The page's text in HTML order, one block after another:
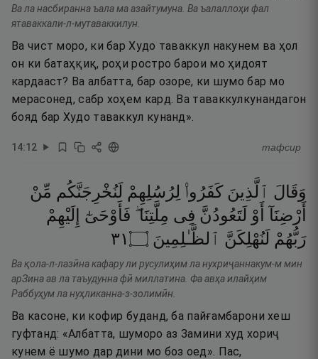
Ва ла насбиранна ъала ма азайтумуна. Ва ъалаллоҳи фал
ятаваккали-л-мутаваккилун.
Ва чист моро, ки бар Худо таваккул накунем ва ҳол
он ки батаҳқиқ, роҳи ростро барои мо ҳидоят
кардааст? Ва албатта, бар озоре, ки шумо бар мо
мерасонед, сабр хоҳем кард. Ва таваккулкунандагон
бояд бар Худо таваккул кунанд».
14:12 тафсир
وَقَالَ ٱلَّذِينَ كَفَرُوا۟ لِرُسُلِهِمْ لَنُخْرِجَنَّكُم مِّنْ
أَرْضِنَآ
أَوْ لَتَعُودُنَّ فِى مِلَّتِنَا ۖ فَأَوْحَىٰٓ
إِلَيْهِمْ
رَبُّهُمْ لَنُهْلِكَنَّ ٱلظَّـٰلِمِينَ ۝١٣
Ва қола-л-лазӣна кафару ли русулиҳим ла нухриҷаннакум-м мин
арЗина ав ла таъудунна фӣ миллатина. Фа авҳа илайҳим
Раббуҳум ла нуҳликанна-з-золимӣн.
Ва касоне, ки кофир буданд, ба пайғамбарони хеш
гуфтанд: «Албатта, шуморо аз Замини худ хориҷ
кунем ё шумо дар дини мо боз оед». Пас,